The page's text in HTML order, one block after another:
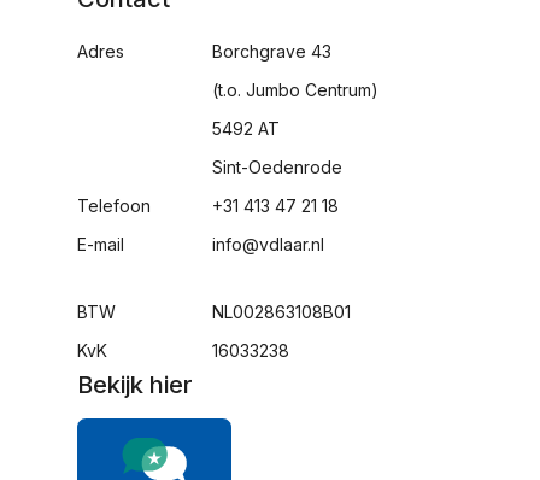
Adres
Telefoon
E-mail
BTW
KvK
Borchgrave 43
(t.o. Jumbo Centrum)
5492 AT
Sint-Oedenrode
+31 413 47 21 18
info@vdlaar.nl
NL002863108B01
16033238
Bekijk hier